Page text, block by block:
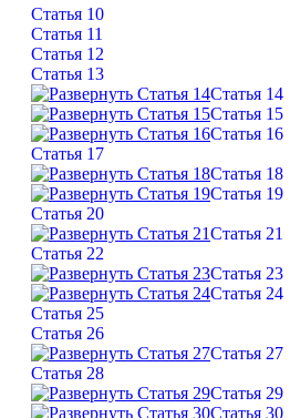
Статья 10
Статья 11
Статья 12
Статья 13
Статья 14
Статья 15
Статья 16
Статья 17
Статья 18
Статья 19
Статья 20
Статья 21
Статья 22
Статья 23
Статья 24
Статья 25
Статья 26
Статья 27
Статья 28
Статья 29
Статья 30